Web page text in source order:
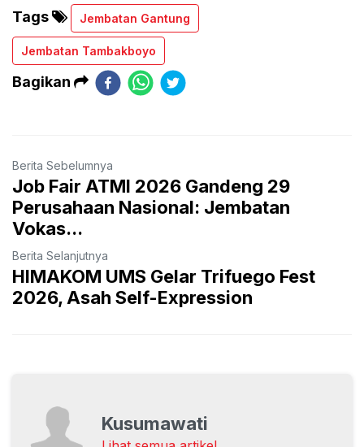
Tags
Jembatan Gantung
Jembatan Tambakboyo
Bagikan
Berita Sebelumnya
Job Fair ATMI 2026 Gandeng 29
Perusahaan Nasional: Jembatan
Vokas...
Berita Selanjutnya
HIMAKOM UMS Gelar Trifuego Fest
2026, Asah Self-Expression
Kusumawati